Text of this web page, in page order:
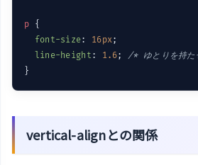
p {
font-size: 16px;
line-height : 1.6; /* ゆとりを持
vertical-alignとの関係